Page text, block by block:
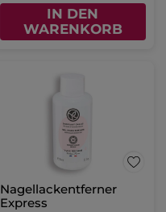
IN DEN
WARENKORB
Nagellackentferner
Express